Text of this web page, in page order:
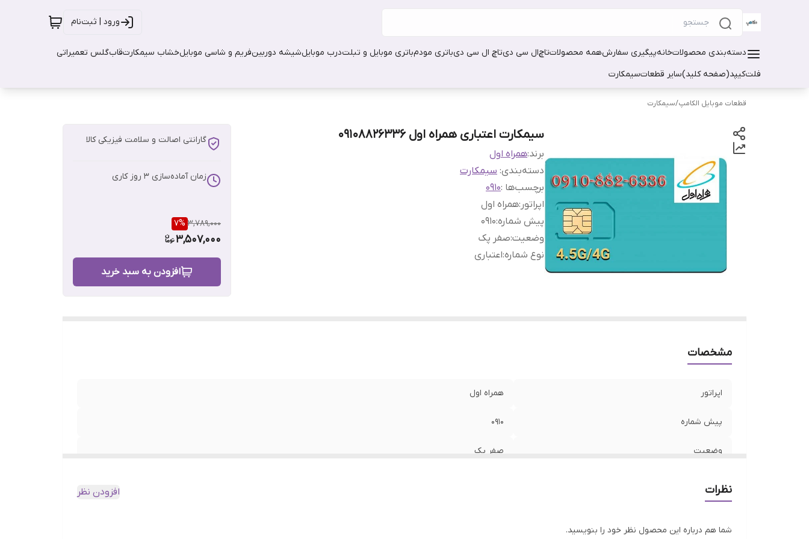
ورود | ثبت‌نام
دسته‌بندی محصولاتخانهپیگیری سفارشهمه محصولاتتاچال سی دیتاچ ال سی دیباتری مودمباتری موبایل و تبلتدرب موبایلشیشه دوربینفریم و شاسی موبایلخشاب سیمکارتقابگلس تعمیراتی
فلتکیپد(صفحه کلید)سایر قطعاتسیمکارت
قطعات موبایل الکامپ/سیمکارت
سیمکارت اعتباری همراه اول 09108826336
برند:همراه اول
دسته‌بندی: سیمکارت
برچسب‌ها :0910
اپراتور :همراه اول
پیش شماره:
0910
وضعیت:صفر پک
نوع شماره:اعتباری
گارانتی اصالت و سلامت فیزیکی کالا
زمان آماده‌سازی 3 روز کاری
3,789,000
7%
3,507,000
افزودن به سبد خرید
مشخصات
اپراتور همراه اول
پیش شماره 0910
وضعیت صفر پک
نظرات افزودن نظر
شما هم درباره این محصول نظر خود را بنویسید.